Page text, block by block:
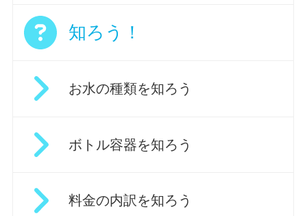
知ろう！
お水の種類を知ろう
ボトル容器を知ろう
料金の内訳を知ろう